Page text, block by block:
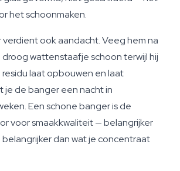
het schoonmaken.
ook aandacht. Veeg hem na
wattenstaafje schoon terwijl hij
residu laat opbouwen en laat
je de banger een nacht in
Een schone banger is de
voor smaakkwaliteit — belangrijker
dan wat je concentraat